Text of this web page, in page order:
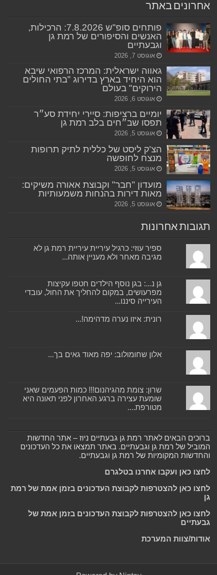
אחרונים באתר
פותחים סופ"ש 7.8.2026: הרכילות,
האנשים והסיפורים של רמת גן
וגבעתיים
אוגוסט 7, 2026
גאווה ישראלית: המרכז הרפואי שיבא
הוא היחיד בארץ בדירוג "בתי החולים
הירוקים" בעולם
אוגוסט 6, 2026
יומיים ברציפות: סיירי יחידת סע״ר
תפסו שב״חים בלב רמת גן
אוגוסט 5, 2026
הצ'ק ליסט של כללית לתיק תרופות
מנצח לחופשה
אוגוסט 5, 2026
מועדון "חבר" וקבוצת אאורה משיקים:
מאות דירות בהנחות משמעותיות
אוגוסט 5, 2026
תגובות אחרונות
ספיר עוזי: כרגיל עיריית עיריית רמת גן לא
מגיבה מאחר ולא מעניין אותה...
גן נ...: בגן נוסף הילדים חטפו עקיצות
מפרעושים, במקום להחליך את החול, עובדי
העירייה סיננו...
רונית: איזו נערה מדהימה!...
אלון שחומולוב: יפה מאוד גאים בך...
שרון: צומת מהגיהנום!!! כמות הפעמים שאני
שומעת עצירה ברגע האחרון לפני תאונה היא
מטורפת....
ברוכים הבאים לאתר רמת גן גבעתיים ניוז – אתר החדשות
המוביל של רמת גן וגבעתיים. באתר תמצאו את כל העדכונים
והחדשות המקומיות של רמת גן וגבעתיים.
לחצו כאן ועקבו אחרנו בטלגרם
לחצו כאן להצטרפות לקבוצת העדכונים בזמן אמת של רמת
גן
לחצו כאן להצטרפות לקבוצת העדכונים בזמן אמת של
גבעתיים
אודות/צוות המערכת